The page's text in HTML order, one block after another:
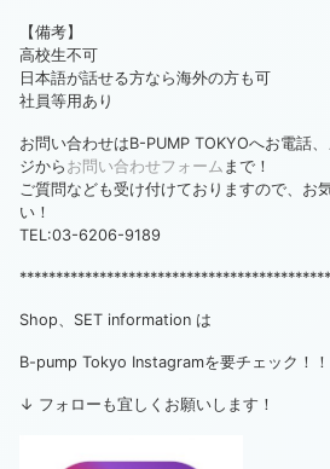
【備考】
高校生不可
日本語が話せる方なら海外の方も可
社員等用あり
お問い合わせはB-PUMP TOKYOへお電話
ジから お問い合わせフォーム まで！
ご質問なども受け付けておりますので、お
い！
TEL:03-6206-9189
Shop、SET information は
B-pump Tokyo Instagramを要チェック！！
↓ フォローも宜しくお願いします！